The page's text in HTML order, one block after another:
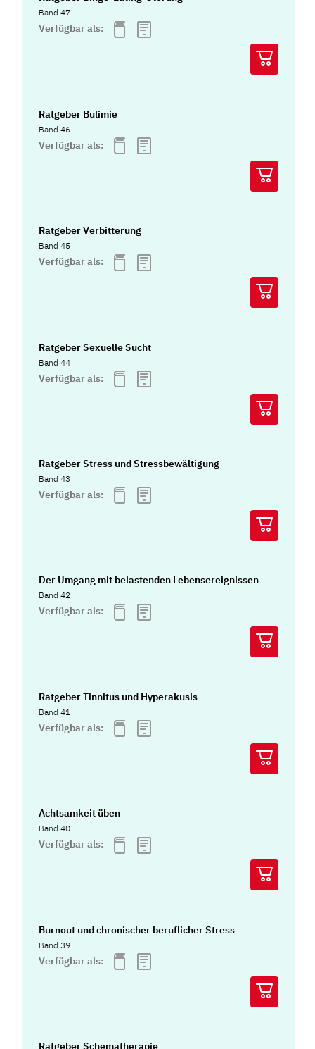
Band 47
Verfügbar als:
Ratgeber Bulimie
Band 46
Verfügbar als:
Ratgeber Verbitterung
Band 45
Verfügbar als:
Ratgeber Sexuelle Sucht
Band 44
Verfügbar als:
Ratgeber Stress und Stressbewältigung
Band 43
Verfügbar als:
Der Umgang mit belastenden Lebensereignissen
Band 42
Verfügbar als:
Ratgeber Tinnitus und Hyperakusis
Band 41
Verfügbar als:
Achtsamkeit üben
Band 40
Verfügbar als:
Burnout und chronischer beruflicher Stress
Band 39
Verfügbar als:
Ratgeber Schematherapie